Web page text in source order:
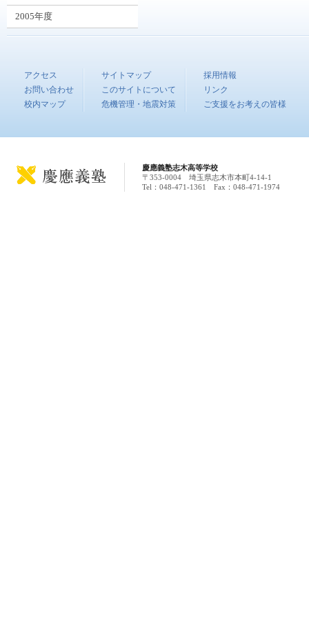
2005年度
アクセス
お問い合わせ
校内マップ
サイトマップ
このサイトについて
危機管理・地震対策
採用情報
リンク
ご支援をお考えの皆様
慶應義塾志木高等学校
〒353-0004 埼玉県志木市本町4-14-1
Tel：048-471-1361 Fax：048-471-1974